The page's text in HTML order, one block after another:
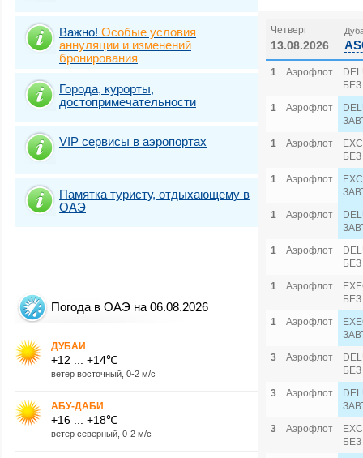
Важно! Особые условия
аннуляции и изменений
бронирования
Города, курорты,
достопримечательности
VIP сервисы в аэропортах
Памятка туристу, отдыхающему в
ОАЭ
Погода в ОАЭ на 06.08.2026
ДУБАИ
+12 ... +14℃
ветер восточный, 0-2 м/с
АБУ-ДАБИ
+16 ... +18℃
ветер северный, 0-2 м/с
Четверг
13.08.2026
1 Аэрофлот
1
Аэрофлот
1
Аэрофлот
1
Аэрофлот
1
Аэрофлот
1
Аэрофлот
1
Аэрофлот
1
Аэрофлот
3
Аэрофлот
3
Аэрофлот
3
Аэрофлот